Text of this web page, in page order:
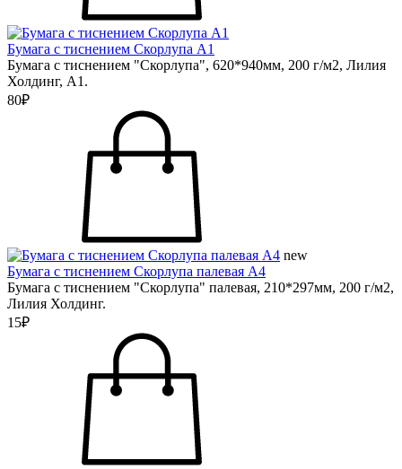
Бумага с тиснением Скорлупа А1
Бумага с тиснением "Скорлупа", 620*940мм, 200 г/м2, Лилия
Холдинг, А1.
80₽
new
Бумага с тиснением Скорлупа палевая А4
Бумага с тиснением "Скорлупа" палевая, 210*297мм, 200 г/м2,
Лилия Холдинг.
15₽